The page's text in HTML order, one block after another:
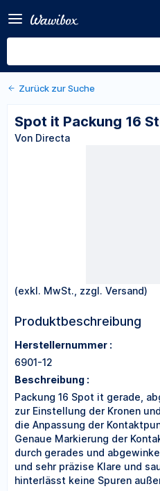
gerade, abgew.
Von Directa
Zurück zur Suche
Spot it Packung 16
Von Directa
(exkl. MwSt., zzgl. Versand)
Produktbeschreibung
Herstellernummer :
6901-12
Beschreibung :
Packung 16 Spot it gerade,
zur Einstellung der Kronen
die Anpassung der
Genaue Markierung der
durch gerades und
und sehr präzise Klare und
hinterlässt keine Spuren